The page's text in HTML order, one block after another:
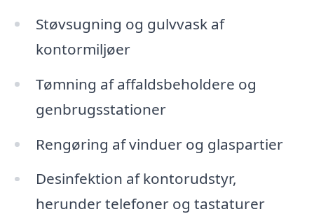
Støvsugning og gulvvask af
kontormiljøer
Tømning af affaldsbeholdere og
genbrugsstationer
Rengøring af vinduer og glaspartier
Desinfektion af kontorudstyr,
herunder telefoner og tastaturer